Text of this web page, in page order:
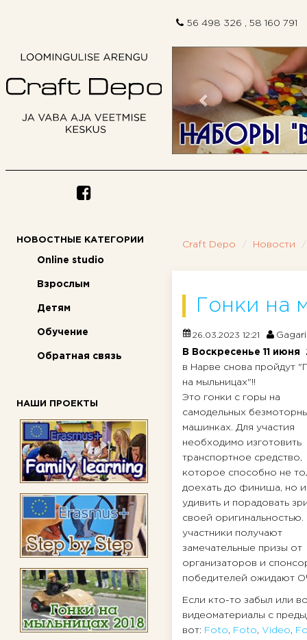
56 498 326 , 58 160 791
Предыдущий
НОВОСТНЫЕ КАТЕГОРИИ
Online studio
Взрослым
Детям
Обучение
Обратная связь
НАШИ ПРОЕКТЫ
Craft Depo Новости
Гонки на
26.03.2023 12:21
В Воскресенье 11 июня
в Нарве снова пройдут
на мыльницах"!!
Это гонки с горы на
самодельных
машинках. Для участия
необходимо изготовить
транспортное средство,
которое способно не
доехать до финиша, но и
удивить и порадовать
своей оригинальностью.
участники получают
замечательные призы от
организаторов и
победителей ожидают
Если кто-то забыл или
видеоматериалы с
вот: Foto, Foto, Video,